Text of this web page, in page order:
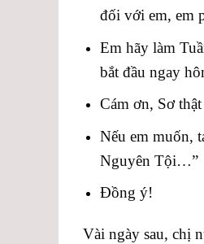
đối với em, em
Em hãy làm
bắt đầu ngay
Cám ơn, Sơ
Nếu em muốn,
Nguyên Tội…”
Đồng ý!
Vài ngày sau, chị